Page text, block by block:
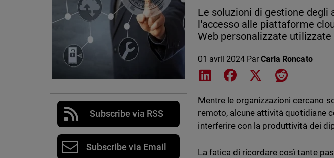
Subscribe via RSS
Subscribe via Email
Le soluzioni di gestione degli
l'accesso alle piattaforme
Web personalizzate
01 avril 2024 ParCarla Roncato
Share on LinkedIn
Share on Facebook
Share on XShare on
Mentre le organizzazioni cercano
remoto, alcune attività quotidiane
interferire con la produttività dei
La fatica di ricordare così tante